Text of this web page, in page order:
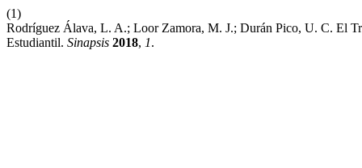
(1)
Rodríguez Álava, L. A.; Loor Zamora, M. J.; Durán Pico, U. C. El
Estudiantil. Sinapsis 2018, 1.